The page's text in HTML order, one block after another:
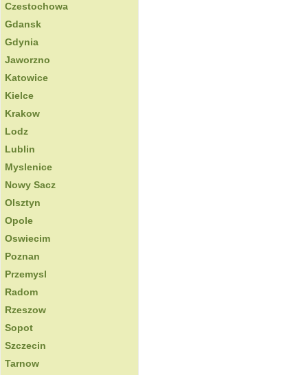
Czestochowa
Gdansk
Gdynia
Jaworzno
Katowice
Kielce
Krakow
Lodz
Lublin
Myslenice
Nowy Sacz
Olsztyn
Opole
Oswiecim
Poznan
Przemysl
Radom
Rzeszow
Sopot
Szczecin
Tarnow